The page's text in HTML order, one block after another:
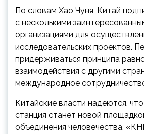
По словам Хао Чуня, Китай
с несколькими
организациями для
исследовательских проектов.
придерживаться принципа
взаимодействия с другими
международное
Китайские власти надеются,
станция станет новой
объединения человечества.